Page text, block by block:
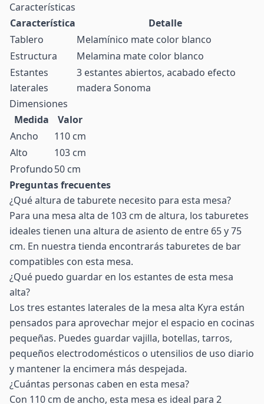
Características
Característica
Detalle
Tablero
Melamínico mate color blanco
Estructura
Melamina mate color blanco
Estantes
laterales
3 estantes abiertos, acabado efecto
madera Sonoma
Dimensiones
Medida
Valor
Ancho
110 cm
Alto
103 cm
Profundo50 cm
Preguntas frecuentes
¿Qué altura de taburete necesito para esta mesa?
Para una mesa alta de 103 cm de altura, los taburetes
ideales tienen una altura de asiento de entre 65 y 75
cm. En nuestra tienda encontrarás taburetes de bar
compatibles con esta mesa.
¿Qué puedo guardar en los estantes de esta mesa
alta?
Los tres estantes laterales de la mesa alta Kyra están
pensados para aprovechar mejor el espacio en cocinas
pequeñas. Puedes guardar vajilla, botellas, tarros,
pequeños electrodomésticos o utensilios de uso diario
y mantener la encimera más despejada.
¿Cuántas personas caben en esta mesa?
Con 110 cm de ancho, esta mesa es ideal para 2